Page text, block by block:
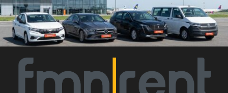
Skip
to
content